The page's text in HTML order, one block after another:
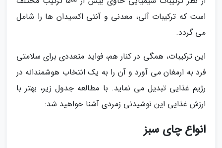
است که ترکیبات آلی، معدنی و آنتی اکسیدان ها را شامل
می گردد.
این ترکیبات، همگی در کنار هم، فواید متعددی برای سلامتی
فرد به ارمغان می آورد و آن را به یک انتخاب هوشمندانه در
رژیم غذایی تبدیل می نماید. با مطالعه جدول زیر، بهتر با
ارزش غذایی این نوشیدنی زمردی آشنا خواهید شد:
انواع چای سبز